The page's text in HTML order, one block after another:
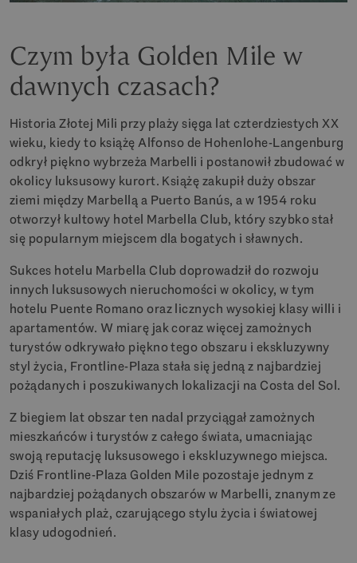
Czym była Golden Mile w
dawnych czasach?
Historia Złotej Mili przy plaży sięga lat czterdziestych XX
wieku, kiedy to książę Alfonso de Hohenlohe-Langenburg
odkrył piękno wybrzeża Marbelli i postanowił zbudować w
okolicy luksusowy kurort. Książę zakupił duży obszar
ziemi między Marbellą a Puerto Banús, a w 1954 roku
otworzył kultowy hotel Marbella Club, który szybko stał
się popularnym miejscem dla bogatych i sławnych.
Sukces hotelu Marbella Club doprowadził do rozwoju
innych luksusowych nieruchomości w okolicy, w tym
hotelu Puente Romano oraz licznych wysokiej klasy willi i
apartamentów. W miarę jak coraz więcej zamożnych
turystów odkrywało piękno tego obszaru i ekskluzywny
styl życia, Frontline-Plaza stała się jedną z najbardziej
pożądanych i poszukiwanych lokalizacji na Costa del Sol.
Z biegiem lat obszar ten nadal przyciągał zamożnych
mieszkańców i turystów z całego świata, umacniając
swoją reputację luksusowego i ekskluzywnego miejsca.
Dziś Frontline-Plaza Golden Mile pozostaje jednym z
najbardziej pożądanych obszarów w Marbelli, znanym ze
wspaniałych plaż, czarującego stylu życia i światowej
klasy udogodnień.